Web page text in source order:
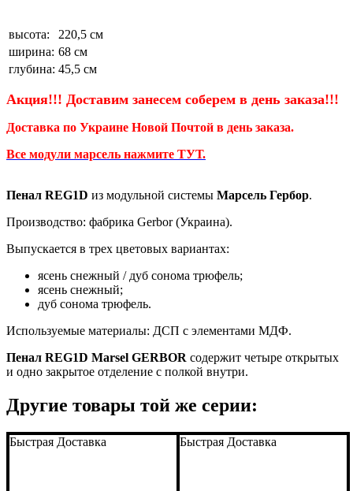
высота:
220,5 см
ширина: 68 см
глубина: 45,5 см
Акция!!! Доставим занесем соберем в день заказа!!!
Доставка по Украине Новой Почтой в день заказа.
Все модули марсель нажмите ТУТ.
Пенал REG1D из модульной системы Марсель Гербор.
Производство: фабрика Gerbor (Украина).
Выпускается в трех цветовых вариантах:
ясень снежный / дуб сонома трюфель;
ясень снежный;
дуб сонома трюфель.
Используемые материалы: ДСП с элементами МДФ.
Пенал REG1D Marsel GERBOR содержит четыре открытых
и одно закрытое отделение с полкой внутри.
Другие товары той же серии:
Быстрая Доставка Быстрая Доставка